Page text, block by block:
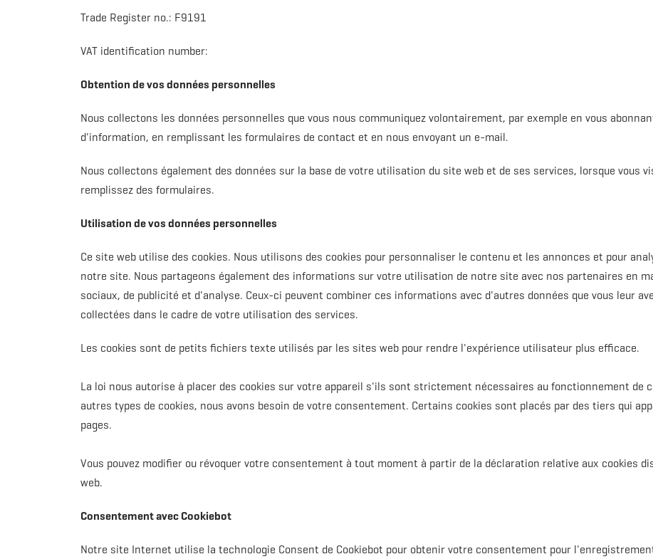
Trade Register no.: F9191
VAT identification number:
Obtention de vos données personnelles
Nous collectons les données personnelles que vous nous communiquez volontairement, par exemple en vous
d'information, en remplissant les formulaires de contact et en nous envoyant un e-mail.
Nous collectons également des données sur la base de votre utilisation du site web et de ses services, lorsque vous
remplissez des formulaires.
Utilisation de vos données personnelles
Ce site web utilise des cookies. Nous utilisons des cookies pour personnaliser le contenu et les annonces et pour
notre site. Nous partageons également des informations sur votre utilisation de notre site avec nos partenaires en
sociaux, de publicité et d'analyse. Ceux-ci peuvent combiner ces informations avec d'autres données que vous leur
collectées dans le cadre de votre utilisation des services.
Les cookies sont de petits fichiers texte utilisés par les sites web pour rendre l'expérience utilisateur plus efficace.
La loi nous autorise à placer des cookies sur votre appareil s'ils sont strictement nécessaires au fonctionnement de
autres types de cookies, nous avons besoin de votre consentement. Certains cookies sont placés par des tiers qui
pages.
Vous pouvez modifier ou révoquer votre consentement à tout moment à partir de la déclaration relative aux cookies
web.
Consentement avec Cookiebot
Notre site Internet utilise la technologie Consent de Cookiebot pour obtenir votre consentement pour